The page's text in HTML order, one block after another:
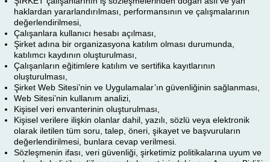
haklardan yararlandırılması, performansının ve çalışmalarının
değerlendirilmesi,
Çalışanlara kullanıcı hesabı açılması,
Şirket adına bir organizasyona katılım olması durumunda,
katılımcı kaydının oluşturulması,
Çalışanların eğitimlere katılım ve sertifika kayıtlarının
oluşturulması,
Şirket Web Sitesi’nin ve Uygulamalar’ın güvenliğinin sağlanması,
Web Sitesi’nin kullanım analizi,
Kişisel veri envanterinin oluşturulması,
Kişisel verilere ilişkin olanlar dahil, yazılı, sözlü veya elektronik
olarak iletilen tüm soru, talep, öneri, şikayet ve başvuruların
değerlendirilmesi, bunlara cevap verilmesi.
Sözleşmenin ifası, veri güvenliği, şirketimiz politikalarına uyum ve